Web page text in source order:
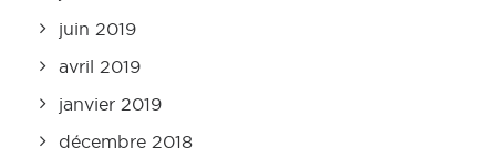
juin 2019
avril 2019
janvier 2019
décembre 2018